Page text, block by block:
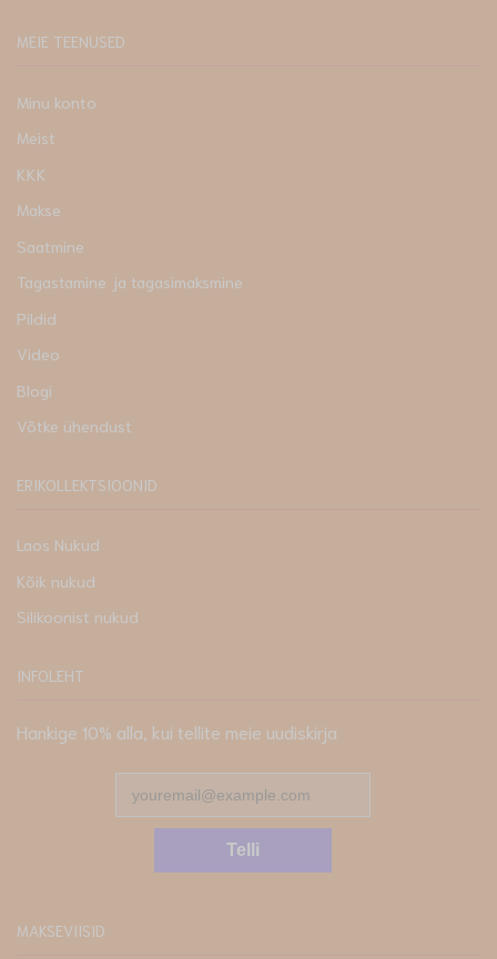
MEIE TEENUSED
Minu konto
Meist
KKK
Makse
Saatmine
Tagastamine ja tagasimaksmine
Pildid
Video
Blogi
Võtke ühendust
ERIKOLLEKTSIOONID
Laos Nukud
Kõik nukud
Silikoonist nukud
INFOLEHT
Hankige 10% alla, kui tellite meie uudiskirja
Telli
MAKSEVIISID